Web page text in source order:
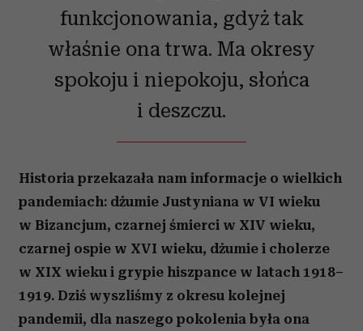
funkcjonowania, gdyż tak
właśnie ona trwa. Ma okresy
spokoju i niepokoju, słońca
i deszczu.
Historia przekazała nam informacje o wielkich
pandemiach: dżumie Justyniana w VI wieku
w Bizancjum, czarnej śmierci w XIV wieku,
czarnej ospie w XVI wieku, dżumie i cholerze
w XIX wieku i grypie hiszpance w latach 1918–
1919. Dziś wyszliśmy z okresu kolejnej
pandemii, dla naszego pokolenia była ona